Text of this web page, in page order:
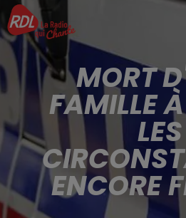
MORT
FAMILLE
LES
ENCORE